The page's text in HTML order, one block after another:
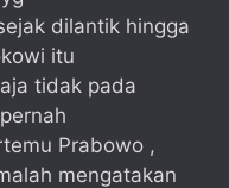
dilantik hingga
itu
tidak pada
Prabowo ,
mengatakan